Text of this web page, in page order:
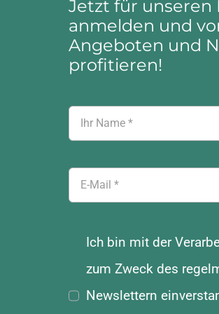
Jetzt für unseren
anmelden und
Angeboten und
profitieren!
Ich bin mit der
zum Zweck des
Newslettern